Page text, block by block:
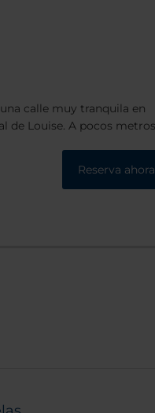
calle muy tranquila en
pocos metros
Reserva ahora